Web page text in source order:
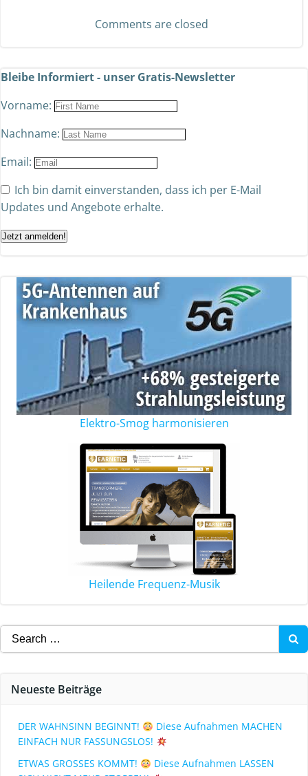
Comments are closed
Bleibe Informiert - unser Gratis-Newsletter
Vorname:
Nachname:
Email:
Ich bin damit einverstanden, dass ich per E-Mail
Updates und Angebote erhalte.
Jetzt anmelden!
Elektro-Smog harmonisieren
Heilende Frequenz-Musik
Neueste Beiträge
DER WAHNSINN BEGINNT!
Diese Aufnahmen MACHEN
EINFACH NUR FASSUNGSLOS!
ETWAS GROSSES KOMMT!
Diese Aufnahmen LASSEN